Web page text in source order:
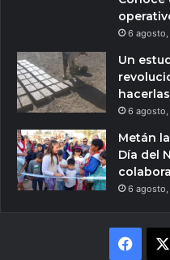
6
Un
6
Metán
Día del
6